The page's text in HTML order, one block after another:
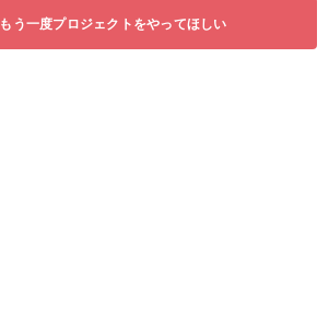
もう一度プロジェクトをやってほしい